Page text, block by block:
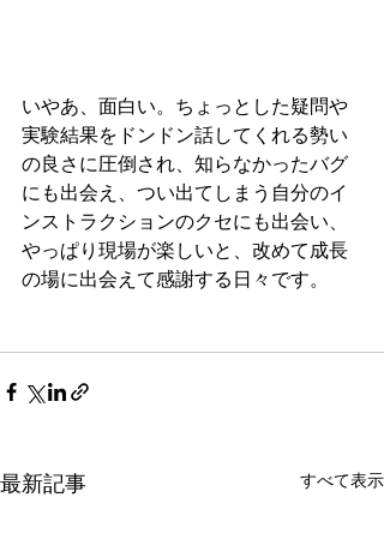
いやあ、面白い。ちょっとした疑問や
実験結果をドンドン話してくれる勢い
の良さに圧倒され、知らなかったバグ
にも出会え、つい出てしまう自分のイ
ンストラクションのクセにも出会い、
やっぱり現場が楽しいと、改めて成長
の場に出会えて感謝する日々です。
最新記事 すべて表示